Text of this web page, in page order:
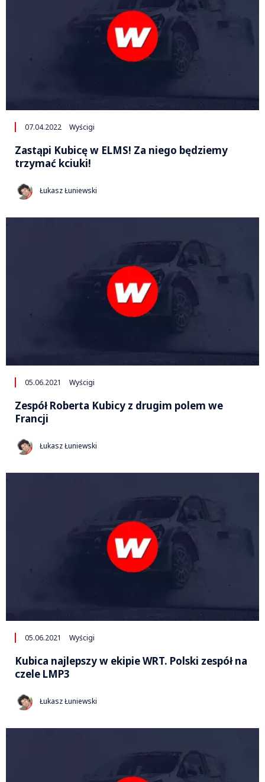
07.04.2022 Wyścigi
Zastąpi Kubicę w ELMS! Za niego będziemy
trzymać kciuki!
Łukasz Łuniewski
05.06.2021 Wyścigi
Zespół Roberta Kubicy z drugim polem we
Francji
Łukasz Łuniewski
05.06.2021 Wyścigi
Kubica najlepszy w ekipie WRT. Polski zespół na
czele LMP3
Łukasz Łuniewski